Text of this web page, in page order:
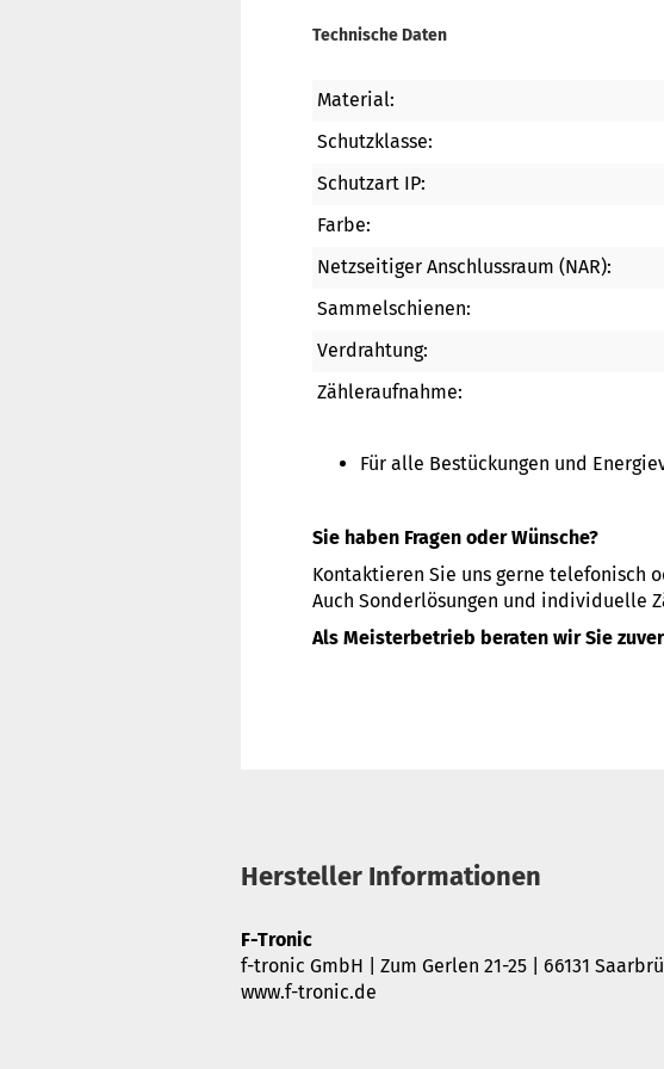
Technische Daten
Material:
Schutzklasse:
Schutzart IP:
Farbe:
Netzseitiger Anschlussraum (NAR):
Sammelschienen:
Verdrahtung:
Zähleraufnahme:
Für alle Bestückungen und
Sie haben Fragen oder Wünsche?
Kontaktieren Sie uns gerne telefonisch
Auch Sonderlösungen und individuelle
Als Meisterbetrieb beraten wir Sie
Hersteller Informationen
F-Tronic
f-tronic GmbH | Zum Gerlen 21-25 | 66131
www.f-tronic.de